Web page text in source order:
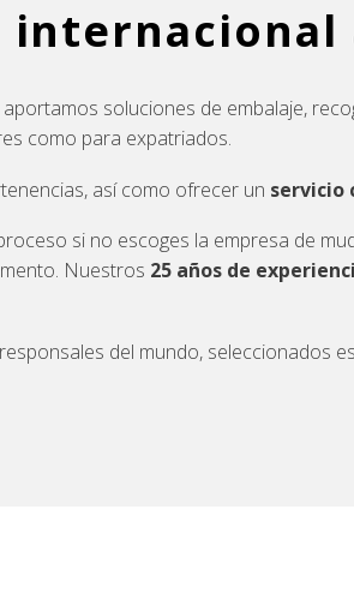
internacional
aportamos soluciones de embalaje,
como para expatriados.
así como ofrecer un servicio
si no escoges la empresa de
Nuestros 25 años de
del mundo, seleccionados